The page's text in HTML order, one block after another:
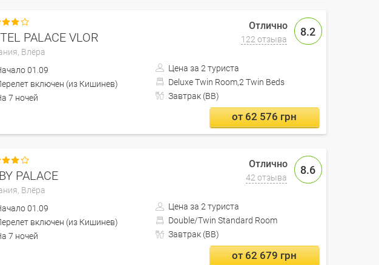
8.2
122 отзыва
PALACE VLOR
Влёра
01.09
Перелет включен (из Кишинев)
7 ночей
Цена за 2 туриста
Deluxe Twin Room,2 Twin Beds
Завтрак (BB)
от 62 576 грн
8.6
42 отзыва
PALACE
Влёра
01.09
Перелет включен (из Кишинев)
7 ночей
Цена за 2 туриста
Double/Twin Standard Room
Завтрак (BB)
от 62 679 грн